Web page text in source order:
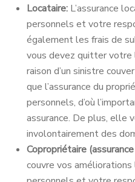
Locataire: L’assurance
personnels et votre
également les frais de
vous devez quitter
raison d’un sinistre
que l’assurance du
personnels, d’où
assurance. De plus, elle
involontairement des
Copropriétaire
couvre vos